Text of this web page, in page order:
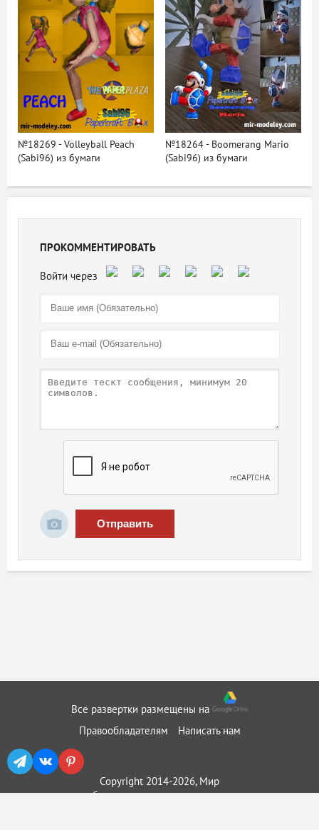
№18269 - Volleyball Peach
(Sabi96) из бумаги
№18264 - Boomerang Mario
(Sabi96) из бумаги
ПРОКОММЕНТИРОВАТЬ
Отправить
Все развертки размещены на
Правообладателям
Написать нам
Copyright 2014-2026, Мир
бумажного моделирования ::